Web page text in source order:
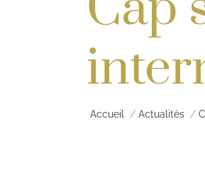
Vous êtes ici :
Accueil Actualités